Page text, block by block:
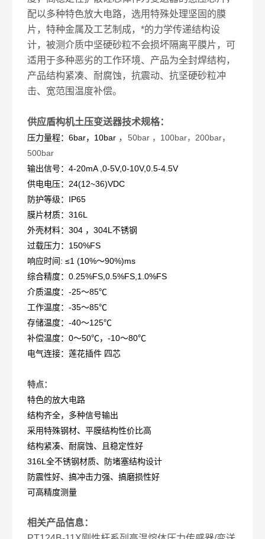
配以多种特色放大电路，选用特殊处理坚固的膜
片，特种金属及工艺制成，*的力学传递结构设
计，被测介质中坚硬砂粒不会损坏隔离平膜片，可
适用于多种恶劣的工作环境、产品为全封焊结构，
产品结构紧凑、耐腐蚀，抗震动、抗坚硬砂粒冲
击、宽范围温度补偿。
供应盾构机土压变送器技术规格：
压力量程：6bar，10bar ，50bar ，100bar，200bar，
500bar
输出信号：4-20mA ,0-5V,0-10V,0.5-4.5V
供电电压：24(12~36)VDC
防护等级：IP65
膜片材质：316L
外壳材料：304 ，304L不锈钢
过载压力：150%FS
响应时间: ≤1 (10%～90%)ms
综合精度：0.25%FS,0.5%FS,1.0%FS
介质温度：-25～85℃
工作温度：-35～85℃
存储温度：-40～125℃
补偿温度：0～50℃，-10～80℃
电气连接：莲花插件 四芯
特点：
特色的放大电路
结构齐全，多种信号输出
采用特殊钢材、平膜结构性价比高
结构紧凑、耐腐蚀、且稳定性好
316L全不锈钢材质、防堵塞结构设计
防震性好、搞冲击力强、搞磨损性好
可高精度测量
相关产品信息：